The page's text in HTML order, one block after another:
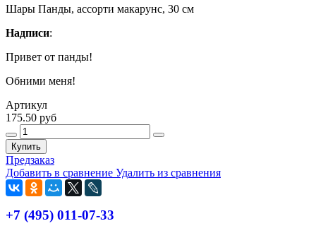
Шары Панды, ассорти макарунс, 30 см
Надписи:
Привет от панды!
Обними меня!
Артикул
175.50 руб
Купить
Предзаказ
Добавить в сравнение Удалить из сравнения
+7 (495) 011-07-33